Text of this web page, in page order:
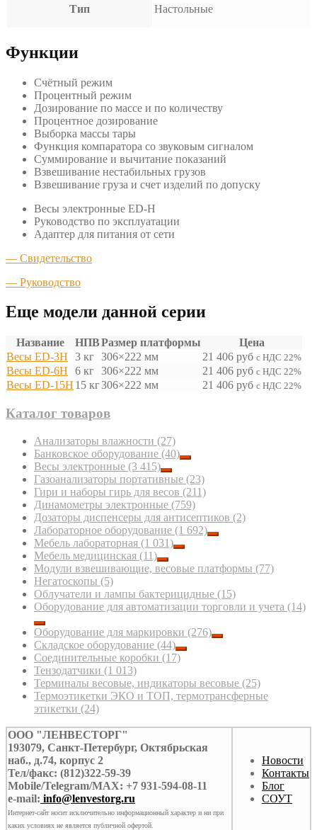
Тип Настольные
Функции
Счётный режим
Процентный режим
Дозирование по массе и по количеству
Процентное дозирование
Выборка массы тары
Функция компаратора со звуковым сигналом
Суммирование и вычитание показаний
Взвешивание нестабильных грузов
Взвешивание груза и счет изделий по допуску
Весы электронные ED-Н
Руководство по эксплуатации
Адаптер для питания от сети
— Свидетельство
— Руководство
Еще модели данной серии
Название НПВРазмер платформы
Цена
Весы ED-3H
3 кг 306×222 мм 21 406 руб с НДС 22%
Весы ED-6H 6 кг 306×222 мм 21 406 руб с НДС 22%
Весы ED-15H 15 кг306×222 мм 21 406 руб с НДС 22%
Каталог товаров
Анализаторы влажности (27)
Банковское оборудование (40)
Весы электронные (3 415)
Газоанализаторы портативные (23)
Гири и наборы гирь для весов (211)
Динамометры электронные (759)
Дозаторы диспенсеры для антисептиков (2)
Лабораторное оборудование (1 692)
Мебель лабораторная (1 031)
Мебель медицинская (11)
Модули взвешивающие, весовые платформы (77)
Негатоскопы (5)
Облучатели и лампы бактерицидные (15)
Оборудование для автоматизации торговли и учета (14)
Оборудование для маркировки (276)
Складское оборудование (44)
Соединительные коробки (17)
Тензодатчики (1 013)
Терминалы весовые, индикаторы весовые (25)
Термоэтикетки ЭКО и ТОП, термотрансферные
этикетки (24)
ООО "ЛЕНВЕСТОРГ"
193079, Санкт-Петербург, Октябрьская
наб., д.74, корпус 2
Тел/факс: (812)322-59-39
Mobile/Telegram/MAX: +7 931-594-08-11
e-mail: info@lenvestorg.ru
Интернет-сайт носит исключительно информационный характер и ни при
каких условиях не является публичной офертой.
Новости
Контакты
Блог
СОУТ